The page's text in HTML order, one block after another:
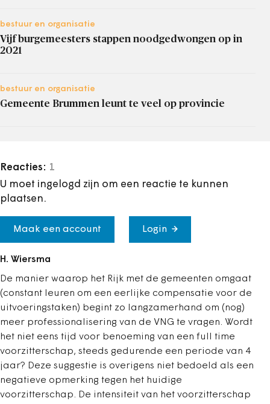
bestuur en organisatie
Vijf burgemeesters stappen noodgedwongen op in
2021
bestuur en organisatie
Gemeente Brummen leunt te veel op provincie
Reacties: 1
U moet ingelogd zijn om een reactie te kunnen
plaatsen.
Maak een account Login
H. Wiersma
De manier waarop het Rijk met de gemeenten omgaat
(constant leuren om een eerlijke compensatie voor de
uitvoeringstaken) begint zo langzamerhand om (nog)
meer professionalisering van de VNG te vragen. Wordt
het niet eens tijd voor benoeming van een full time
voorzitterschap, steeds gedurende een periode van 4
jaar? Deze suggestie is overigens niet bedoeld als een
negatieve opmerking tegen het huidige
voorzitterschap. De intensiteit van het voorzitterschap